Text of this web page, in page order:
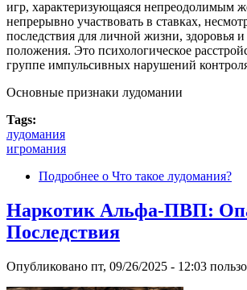
игр, характеризующаяся непреодолимым
непрерывно участвовать в ставках,
последствия для личной жизни, здоровья
положения. Это психологическое
группе импульсивных нарушений
Основные признаки лудомании
Tags:
лудомания
игромания
Подробнее о Что такое лудомания?
Наркотик Альфа-ПВП:
Последствия
Опубликовано пт, 09/26/2025 - 12:03